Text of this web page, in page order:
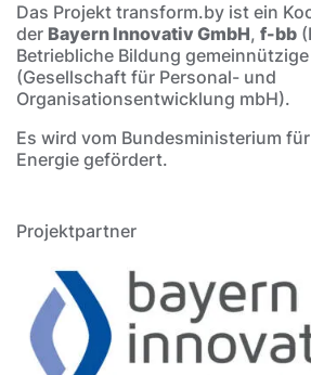
Das Projekt transform.by ist ein
der Bayern Innovativ GmbH, f-bb
Betriebliche Bildung
(Gesellschaft für Personal- und
Organisationsentwicklung mbH).
Es wird vom Bundesministerium
Energie gefördert.
Projektpartner